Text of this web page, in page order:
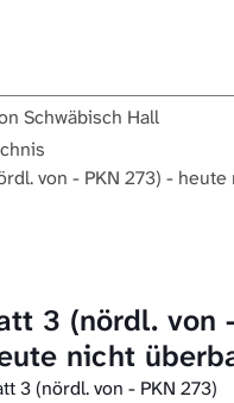
Schwäbisch Hall
von - PKN 273) - heute
3 (nördl. von
nicht
3 (nördl. von - PKN 273)
Steinbach